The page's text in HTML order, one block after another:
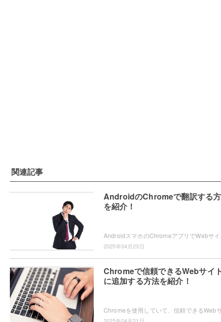
関連記事
AndroidのChromeで翻訳する
を紹介！
2025年04月23日
Chromeで信頼できるWebサイ
に追加する方法を紹介！